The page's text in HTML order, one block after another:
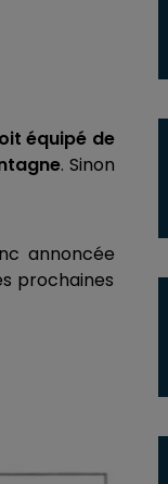
équipé de
. Sinon
annoncée
prochaines